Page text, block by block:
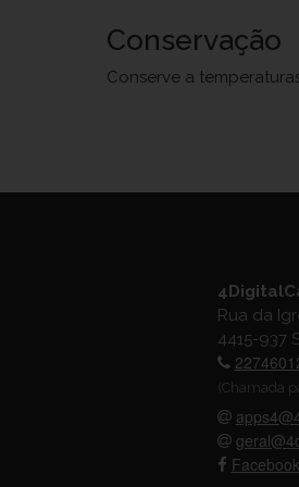
Conservação
Conserve a
Rua da
4415-937
(Chamada
Facebook